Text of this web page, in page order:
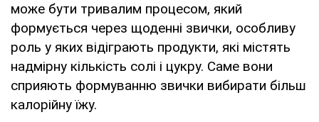
може бути тривалим процесом, який
формується через щоденні звички, особливу
роль у яких відіграють продукти, які містять
надмірну кількість солі і цукру. Саме вони
сприяють формуванню звички вибирати більш
калорійну їжу.